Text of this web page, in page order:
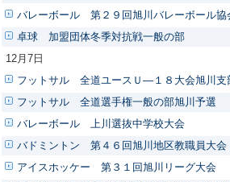
バレーボール 第２９回旭川バレーボール協
卓球 加盟団体冬季対抗戦一般の部
12月7日
フットサル 全道ユースＵ―１８大会旭川支
フットサル 全道選手権一般の部旭川予選
バレーボール 上川選抜中学校大会
バドミントン 第４６回旭川地区教職員大会
アイスホッケー 第３１回旭川リーグ大会